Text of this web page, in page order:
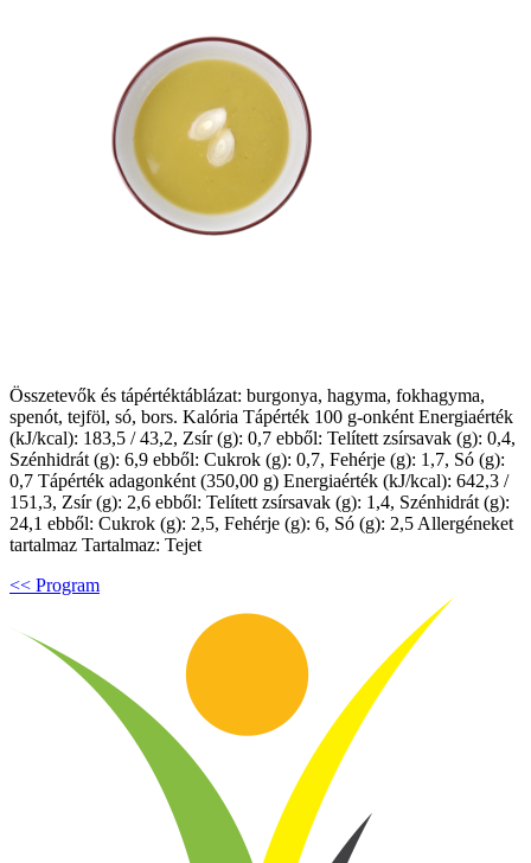
Összetevők és tápértéktáblázat: burgonya, hagyma, fokhagyma,
spenót, tejföl, só, bors. Kalória Tápérték 100 g-onként Energiaérték
(kJ/kcal): 183,5 / 43,2, Zsír (g): 0,7 ebből: Telített zsírsavak (g): 0,4,
Szénhidrát (g): 6,9 ebből: Cukrok (g): 0,7, Fehérje (g): 1,7, Só (g):
0,7 Tápérték adagonként (350,00 g) Energiaérték (kJ/kcal): 642,3 /
151,3, Zsír (g): 2,6 ebből: Telített zsírsavak (g): 1,4, Szénhidrát (g):
24,1 ebből: Cukrok (g): 2,5, Fehérje (g): 6, Só (g): 2,5 Allergéneket
tartalmaz Tartalmaz: Tejet
<< Program